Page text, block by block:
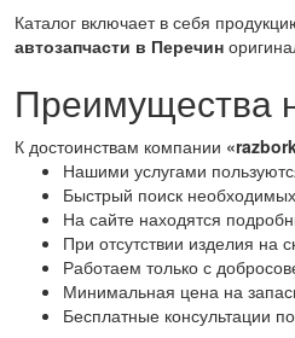
Каталог включает в себя
автозапчасти в Перечин
Преимущества
К достоинствам компании
Нашими услугами
Быстрый поиск
На сайте находятся
При отсутствии изделия на
Работаем только с
Минимальная цена на
Бесплатные консультации